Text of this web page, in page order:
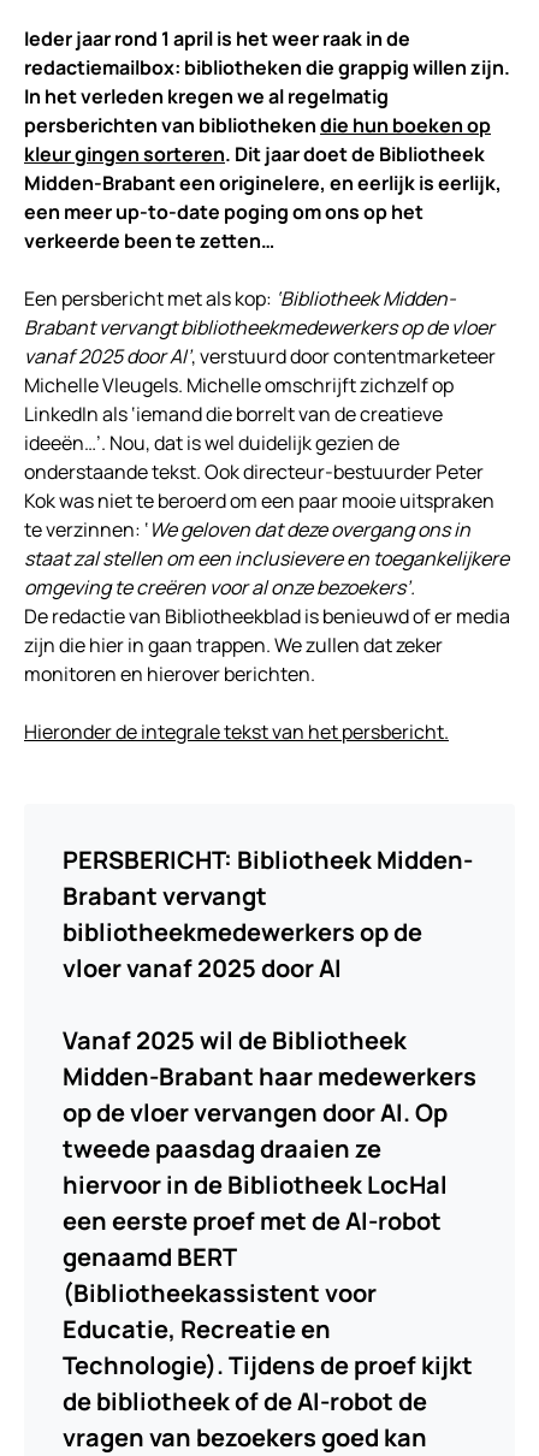
Ieder jaar rond 1 april is het weer raak in de
redactiemailbox: bibliotheken die grappig willen zijn.
In het verleden kregen we al regelmatig
persberichten van bibliothekendie hun boeken op
kleur gingen sorteren. Dit jaar doet de Bibliotheek
Midden-Brabant een originelere, en eerlijk is eerlijk,
een meer up-to-date poging om ons op het
verkeerde been te zetten…
Een persbericht met als kop: ‘Bibliotheek Midden-
Brabant vervangt bibliotheekmedewerkers op de vloer
vanaf 2025 door AI’, verstuurd door contentmarketeer
Michelle Vleugels. Michelle omschrijft zichzelf op
LinkedIn als ‘iemand die borrelt van de creatieve
ideeën…’. Nou, dat is wel duidelijk gezien de
onderstaande tekst. Ook directeur-bestuurder Peter
Kok was niet te beroerd om een paar mooie uitspraken
te verzinnen: ‘We geloven dat deze overgang ons in
staat zal stellen om een inclusievere en toegankelijkere
omgeving te creëren voor al onze bezoekers’.
De redactie van Bibliotheekblad is benieuwd of er media
zijn die hier in gaan trappen. We zullen dat zeker
monitoren en hierover berichten.
Hieronder de integrale tekst van het persbericht.
PERSBERICHT: Bibliotheek Midden-
Brabant vervangt
bibliotheekmedewerkers op de
vloer vanaf 2025 door AI
Vanaf 2025 wil de Bibliotheek
Midden-Brabant haar medewerkers
op de vloer vervangen door AI. Op
tweede paasdag draaien ze
hiervoor in de Bibliotheek LocHal
een eerste proef met de AI-robot
genaamd BERT
(Bibliotheekassistent voor
Educatie, Recreatie en
Technologie). Tijdens de proef kijkt
de bibliotheek of de AI-robot de
vragen van bezoekers goed kan